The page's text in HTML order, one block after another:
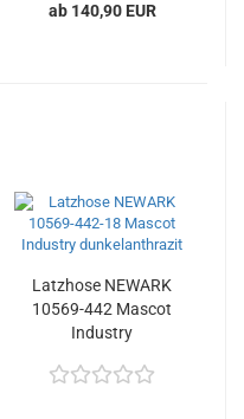
ab 140,90 EUR
Latzhose NEWARK
10569-442 Mascot
Industry